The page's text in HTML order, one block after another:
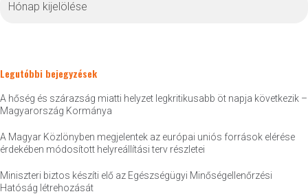
Legutóbbi bejegyzések
A hőség és szárazság miatti helyzet legkritikusabb öt napja következik –
Magyarország Kormánya
A Magyar Közlönyben megjelentek az európai uniós források elérése
érdekében módosított helyreállítási terv részletei
Miniszteri biztos készíti elő az Egészségügyi Minőségellenőrzési
Hatóság létrehozását